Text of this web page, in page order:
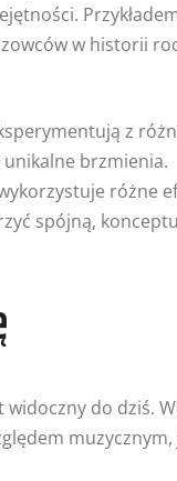
w historii
z
brzmienia.
różne
spójną,
widoczny do dziś.
muzycznym,